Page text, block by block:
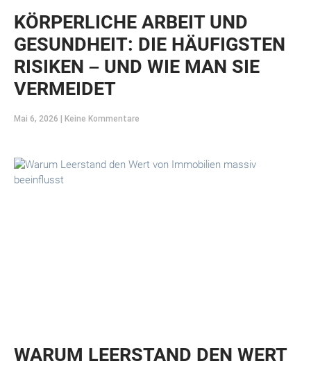
KÖRPERLICHE ARBEIT UND
GESUNDHEIT: DIE HÄUFIGSTEN
RISIKEN – UND WIE MAN SIE
VERMEIDET
Mai 6, 2026 Keine Kommentare
WARUM LEERSTAND DEN WERT